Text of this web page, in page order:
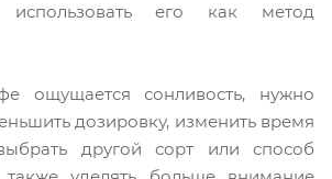
использовать его как метод
ощущается сонливость, нужно
дозировку, изменить время
другой сорт или способ